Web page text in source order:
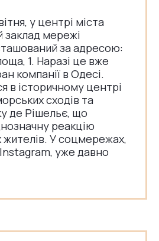
у центрі міста
заклад мережі
за адресою:
1. Наразі це вже
компанії в Одесі.
в історичному центрі
сходів та
де Рішельє, що
реакцію
жителів. У соцмережах,
уже давно